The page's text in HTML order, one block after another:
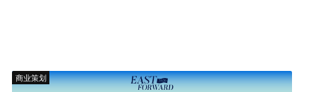
商业策划